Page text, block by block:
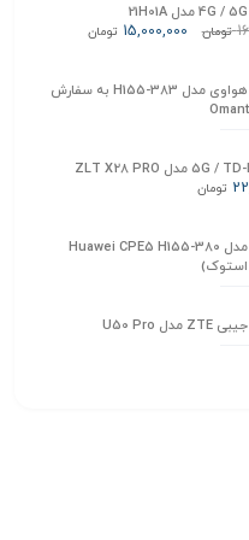
تومان 15,000,000 تومان
مودم 5G هواوی مدل H155-383 به سفارش
تومان
مودم 5G مدل Huawei CPE5 H155-380
استوک)